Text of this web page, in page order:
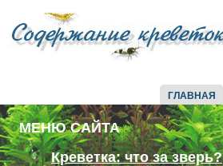
ГЛАВНАЯ
МЕНЮ САЙТА
Креветка: что за зверь?